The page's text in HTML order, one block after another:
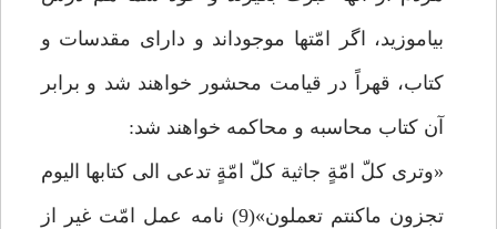
بياموزيد، اگر امّت‏ها موجوداند و داراى مقدسات و
كتاب، قهراً در قيامت محشور خواهند شد و برابر
آن كتاب محاسبه و محاكمه خواهند شد:
«وترى كلّ امّةٍ جاثية كلّ امّةٍ تدعى الى كتابها اليوم
تجزون ماكنتم تعملون»(9) نامه عمل امّت غير از